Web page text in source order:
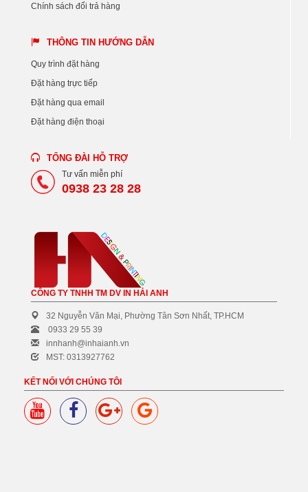
Chính sách đổi trả hàng
THÔNG TIN HƯỚNG DẪN
Quy trình đặt hàng
Đặt hàng trực tiếp
Đặt hàng qua email
Đặt hàng điện thoại
TỔNG ĐÀI HỖ TRỢ
Tư vấn miễn phí
0938 23 28 28
CÔNG TY TNHH TM DV IN HẢI ANH
32 Nguyễn Văn Mại, Phường Tân Sơn Nhất, TP.HCM
0933 29 55 39
innhanh@inhaianh.vn
MST: 0313927762
KẾT NỐI VỚI CHÚNG TÔI